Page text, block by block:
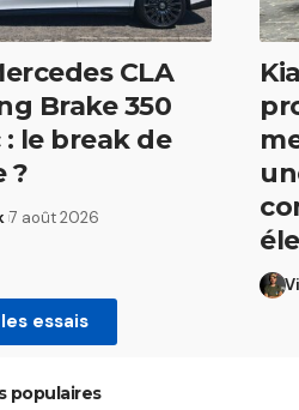
CLA
Brake 350
le break de
?
7 août 2026
essais
populaires